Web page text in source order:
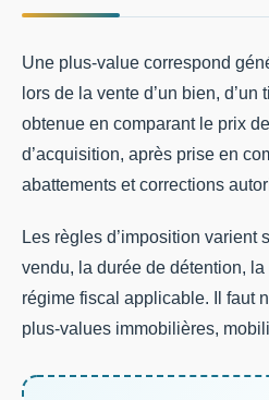
Une plus-value correspond
lors de la vente d’un bien, d’un
obtenue en comparant le prix
d’acquisition, après prise en
abattements et corrections
Les règles d’imposition varient
vendu, la durée de détention,
régime fiscal applicable. Il faut
plus-values immobilières,